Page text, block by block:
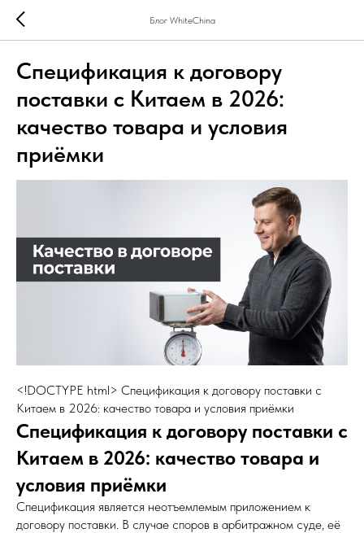
Блог WhiteChina
Спецификация к договору
поставки с Китаем в 2026:
качество товара и условия
приёмки
<!DOCTYPE html> Спецификация к договору поставки с
Китаем в 2026: качество товара и условия приёмки
Спецификация к договору поставки с
Китаем в 2026: качество товара и
условия приёмки
Спецификация является неотъемлемым приложением к
договору поставки. В случае споров в арбитражном суде, её